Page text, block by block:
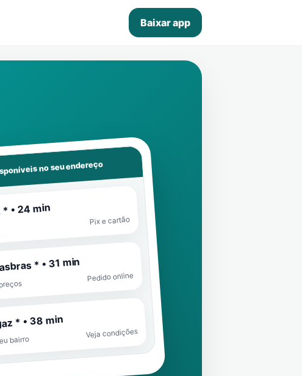
Baixar app
no seu endereço
• 24 min
Pix e cartão
* • 31 min
Pedido online
* • 38 min
bairro
Veja condições